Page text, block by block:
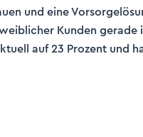
und eine
Kunden gerade
auf 23 Prozent und